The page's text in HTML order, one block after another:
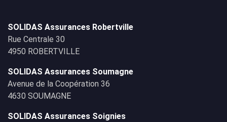
SOLIDAS Assurances Robertville
Rue Centrale 30
4950 ROBERTVILLE
SOLIDAS Assurances Soumagne
Avenue de la Coopération 36
4630 SOUMAGNE
SOLIDAS Assurances Soignies